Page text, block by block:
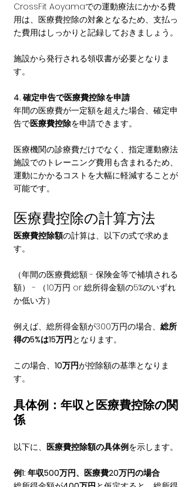
CrossFit Aoyamaでの運動療法にかかる費
用は、医療費控除の対象となるため、支払っ
た費用はしっかりと記録しておきましょう。
施設から発行される領収書が必要となりま
す。
4. 確定申告で医療費控除を申請
年間の医療費が一定額を超えた場合、確定申
告で医療費控除を申請できます。
医療機関の診療費だけでなく、指定運動療法
施設でのトレーニング費用も含まれるため、
運動にかかるコストを大幅に軽減することが
可能です。
医療費控除の計算方法
医療費控除額の計算は、以下の式で求めま
す。
（年間の医療費総額 - 保険金等で補填される
額） - （10万円 or 総所得金額の5%のいずれ
か低い方）
例えば、総所得金額が300万円の場合、 総所
得の5%は15万円となります。
この場合、 10万円が控除額の基準となりま
す。
具体例：年収と医療費控除の関
係
以下に、 医療費控除額の具体例を示します。
例1: 年収500万円、医療費20万円の場合